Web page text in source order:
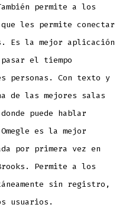
permite a los
les permite conectar
Es la mejor aplicación
el tiempo
personas. Con texto y
de las mejores salas
puede hablar
es la mejor
por primera vez en
Permite a los
sin registro,
usuarios.